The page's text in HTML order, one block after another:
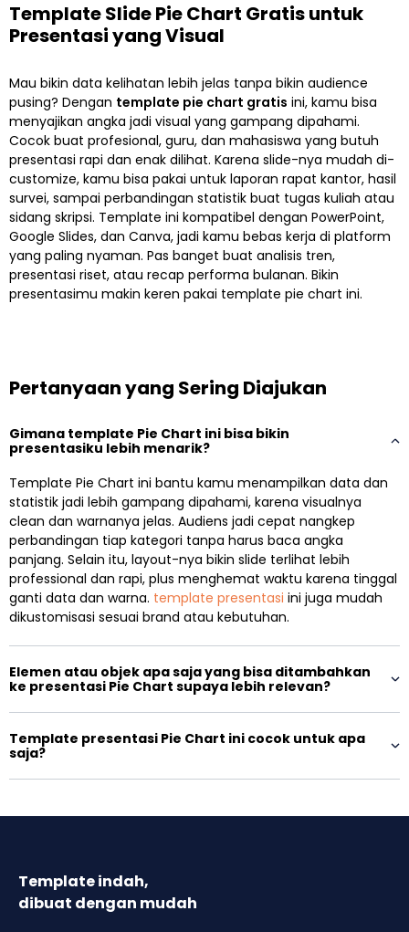
Template Slide Pie Chart Gratis untuk
Presentasi yang Visual
Mau bikin data kelihatan lebih jelas tanpa bikin audience
pusing? Dengan template pie chart gratis ini, kamu bisa
menyajikan angka jadi visual yang gampang dipahami.
Cocok buat profesional, guru, dan mahasiswa yang butuh
presentasi rapi dan enak dilihat. Karena slide-nya mudah di-
customize, kamu bisa pakai untuk laporan rapat kantor, hasil
survei, sampai perbandingan statistik buat tugas kuliah atau
sidang skripsi. Template ini kompatibel dengan PowerPoint,
Google Slides, dan Canva, jadi kamu bebas kerja di platform
yang paling nyaman. Pas banget buat analisis tren,
presentasi riset, atau recap performa bulanan. Bikin
presentasimu makin keren pakai template pie chart ini.
Pertanyaan yang Sering Diajukan
Gimana template Pie Chart ini bisa bikin
presentasiku lebih menarik?
Template Pie Chart ini bantu kamu menampilkan data dan
statistik jadi lebih gampang dipahami, karena visualnya
clean dan warnanya jelas. Audiens jadi cepat nangkep
perbandingan tiap kategori tanpa harus baca angka
panjang. Selain itu, layout-nya bikin slide terlihat lebih
professional dan rapi, plus menghemat waktu karena tinggal
ganti data dan warna. template presentasi ini juga mudah
dikustomisasi sesuai brand atau kebutuhan.
Elemen atau objek apa saja yang bisa ditambahkan
ke presentasi Pie Chart supaya lebih relevan?
Template presentasi Pie Chart ini cocok untuk apa
saja?
Template indah,
dibuat dengan mudah